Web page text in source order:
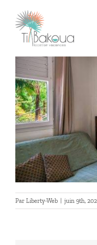
contenu
l'image
agrandie
Par Liberty-Web juin 9th,